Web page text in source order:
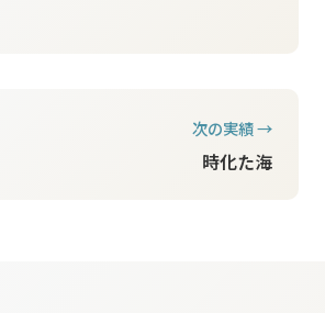
次の実績 →
時化た海